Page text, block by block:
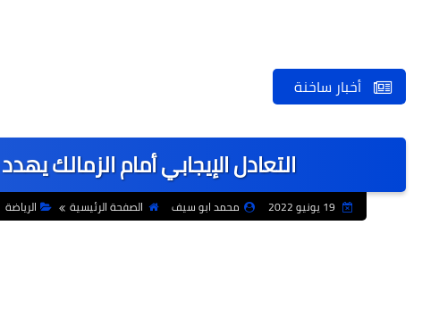
أخبار ساخنة
التعادل الإيجابي أمام الزمالك
محمد ابو سيف الصفحة الرئيسية الرياضة